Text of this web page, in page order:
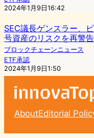
2024年1月9日16:42
SEC議長ゲンスラー、
号資産のリスクを再警告
ブロックチェーンニュース
ETF承認
2024年1月9日1:50
AboutEditorial